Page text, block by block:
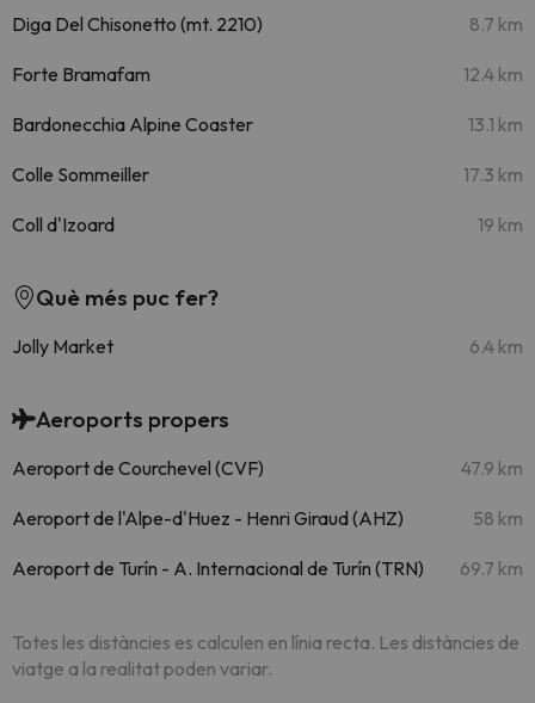
Diga Del Chisonetto (mt. 2210) 8.7 km
Forte Bramafam 12.4 km
Bardonecchia Alpine Coaster 13.1 km
Colle Sommeiller 17.3 km
Coll d'Izoard 19 km
Què més puc fer?
Jolly Market 6.4 km
Aeroports propers
Aeroport de Courchevel (CVF) 47.9 km
Aeroport de l'Alpe-d'Huez - Henri Giraud (AHZ) 58 km
Aeroport de Turín - A. Internacional de Turín (TRN) 69.7 km
Totes les distàncies es calculen en línia recta. Les distàncies de
viatge a la realitat poden variar.